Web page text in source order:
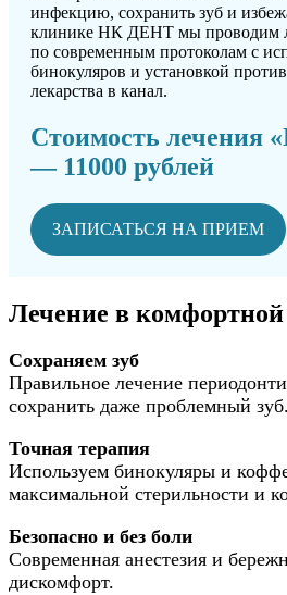
инфекцию, сохранить зуб и
клинике НК ДЕНТ мы проводим
по современным протоколам с
бинокуляров и установкой
лекарства в канал.
Стоимость
— 11000 рублей
ЗАПИСАТЬСЯ НА ПРИЕМ
Лечение в комфортной
Сохраняем зуб
Правильное лечение
сохранить даже проблемный зуб.
Точная терапия
Используем бинокуляры и
максимальной стерильности и
Безопасно и без боли
Современная анестезия и
дискомфорт.